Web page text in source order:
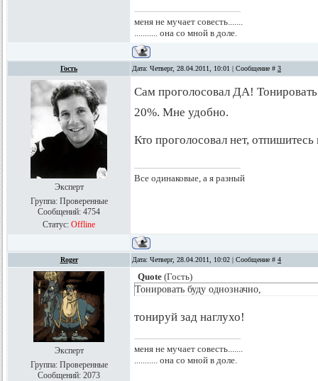
меня не мучает совесть.......
........... она со мной в доле.
Гость Дата: Четверг, 28.04.2011, 10:01 | Сообщение # 3
Эксперт
Группа: Проверенные
Сообщений: 4754
Статус: Offline
Сам проголосовал ДА!
20%. Мне удобно.
Кто проголосовал нет,
Все одинаковые, а я разный
Roger Дата: Четверг, 28.04.2011, 10:02 | Сообщение # 4
Эксперт
Группа: Проверенные
Сообщений: 2073
Quote (Гость)
Тонировать буду однозначно,
тонируй зад наглухо!
меня не мучает совесть.......
........... она со мной в доле.